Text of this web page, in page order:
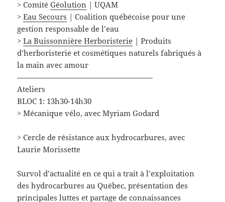
> ComitéGéolution | UQAM
>Eau Secours | Coalition québécoise pour une
gestion responsable de l’eau
>La Buissonnière Herboristerie | Produits
d’herboristerie et cosmétiques naturels fabriqués à
la main avec amour
——————————————————
Ateliers
BLOC 1: 13h30-14h30
> Mécanique vélo, avec Myriam Godard
> Cercle de résistance aux hydrocarbures, avec
Laurie Morissette
Survol d’actualité en ce qui a trait à l’exploitation
des hydrocarbures au Québec, présentation des
principales luttes et partage de connaissances